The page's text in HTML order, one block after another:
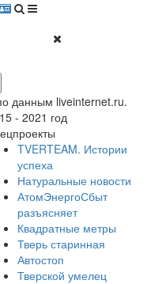
liveinternet.ru.
- 2021 год
TVERTEAM. Истории
успеха
Натуральные новости
АтомЭнергоСбыт
разъясняет
Квадратные метры
Тверь старинная
Автостоп
Тверской умелец